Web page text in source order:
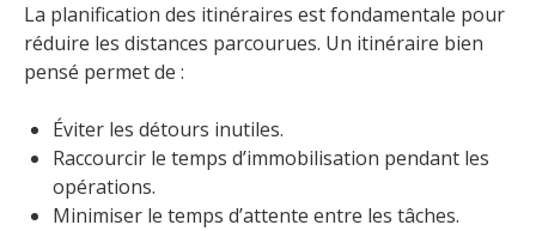
La planification des itinéraires est fondamentale pour
réduire les distances parcourues. Un itinéraire bien
pensé permet de :
Éviter les détours inutiles.
Raccourcir le temps d’immobilisation pendant les
opérations.
Minimiser le temps d’attente entre les tâches.